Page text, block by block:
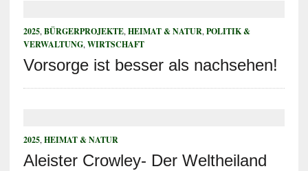
2025, BÜRGERPROJEKTE, HEIMAT & NATUR, POLITIK &
VERWALTUNG, WIRTSCHAFT
Vorsorge ist besser als nachsehen!
2025, HEIMAT & NATUR
Aleister Crowley- Der Weltheiland